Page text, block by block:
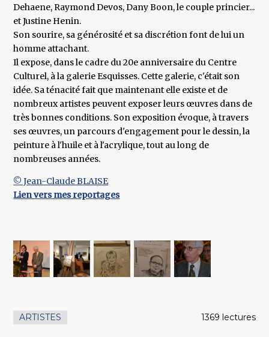
Dehaene, Raymond Devos, Dany Boon, le couple princier...
et Justine Henin.
Son sourire, sa générosité et sa discrétion font de lui un
homme attachant.
Il expose, dans le cadre du 20e anniversaire du Centre
Culturel, à la galerie Esquisses. Cette galerie, c'était son
idée. Sa ténacité fait que maintenant elle existe et de
nombreux artistes peuvent exposer leurs œuvres dans de
très bonnes conditions. Son exposition évoque, à travers
ses œuvres, un parcours d'engagement pour le dessin, la
peinture à l'huile et à l'acrylique, tout au long de
nombreuses années.
© Jean-Claude BLAISE
Lien vers mes reportages
ARTISTES 1369 lectures